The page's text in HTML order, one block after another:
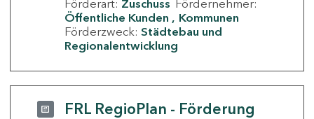
Förderart: Zuschuss Fördernehmer:
Öffentliche Kunden
Kommunen
Förderzweck: Städtebau und
Regionalentwicklung
FRL RegioPlan - Förderung